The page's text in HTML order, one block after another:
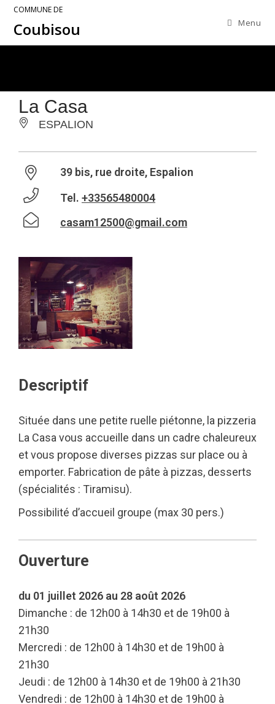
COMMUNE DE
Coubisou Menu
La Casa
ESPALION
39 bis, rue droite, Espalion
Tel. +33565480004
casam12500@gmail.com
Descriptif
Située dans une petite ruelle piétonne, la pizzeria
La Casa vous accueille dans un cadre chaleureux
et vous propose diverses pizzas sur place ou à
emporter. Fabrication de pâte à pizzas, desserts
(spécialités : Tiramisu).
Possibilité d’accueil groupe (max 30 pers.)
Ouverture
du 01 juillet 2026 au 28 août 2026
Dimanche : de 12h00 à 14h30 et de 19h00 à
21h30
Mercredi : de 12h00 à 14h30 et de 19h00 à
21h30
Jeudi : de 12h00 à 14h30 et de 19h00 à 21h30
Vendredi : de 12h00 à 14h30 et de 19h00 à